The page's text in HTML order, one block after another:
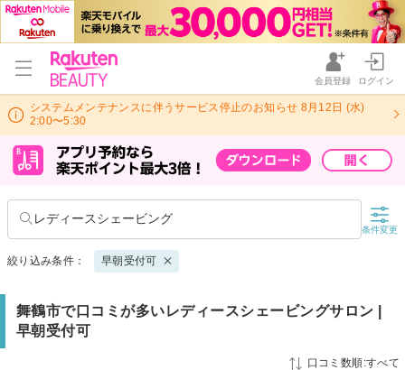
会員登録 ログイン
システムメンテナンスに伴うサービス停止のお知らせ 8月12日 (水)
2:00〜5:30
レディースシェービング
条件変更
絞り込み条件： 早朝受付可
舞鶴市で口コミが多いレディースシェービングサロン |
早朝受付可
口コミ数順:すべて